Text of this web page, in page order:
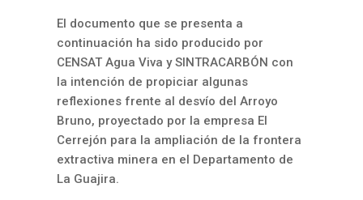
El documento que se presenta a
continuación ha sido producido por
CENSAT Agua Viva y SINTRACARBÓN con
la intención de propiciar algunas
reflexiones frente al desvío del Arroyo
Bruno, proyectado por la empresa El
Cerrejón para la ampliación de la frontera
extractiva minera en el Departamento de
La Guajira.